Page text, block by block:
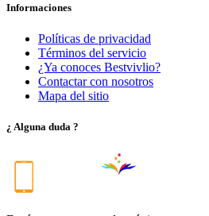
Informaciones
Políticas de privacidad
Términos del servicio
¿Ya conoces Bestvivlio?
Contactar con nosotros
Mapa del sitio
¿ Alguna duda ?